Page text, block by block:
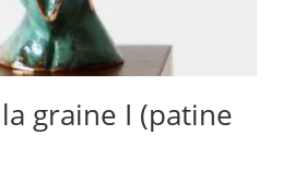
graine I (patine